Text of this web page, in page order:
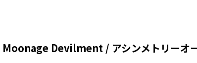
Moonage Devilment / アシンメトリーオ